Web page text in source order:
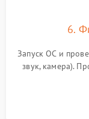
6.
Запуск ОС и
звук, камера).
для контроля